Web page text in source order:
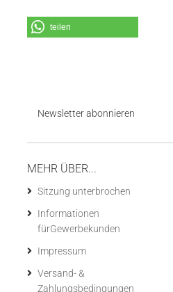
teilen
Newsletter abonnieren
MEHR ÜBER...
Sitzung unterbrochen
Informationen
fürGewerbekunden
Impressum
Versand- &
Zahlungsbedingungen